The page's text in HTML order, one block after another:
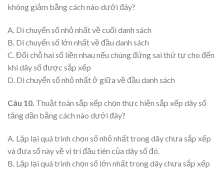
không giảm bằng cách nào dưới đây?
A. Di chuyển số nhỏ nhất về cuối danh sách
B. Di chuyển số lớn nhất về đầu danh sách
C. Đổi chỗ hai số liền nhau nếu chúng đứng sai thứ tự cho đến
khi dãy số được sắp xếp
D. Di chuyển số nhỏ nhất ở giữa về đầu danh sách
Câu 10. Thuật toán sắp xếp chọn thực hiện sắp xếp dãy số
tăng dần bằng cách nào dưới đây?
A. Lặp lại quá trình chọn số nhỏ nhất trong dãy chưa sắp xếp
và đưa số này về vị trí đầu tiên của dãy số đó.
B. Lặp lại quá trình chọn số lớn nhất trong dãy chưa sắp xếp